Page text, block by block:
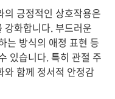
의 긍정적인 상호작용은
강화합니다. 부드러운
는 방식의 애정 표현 등
있습니다. 특히 관절 주
함께 정서적 안정감